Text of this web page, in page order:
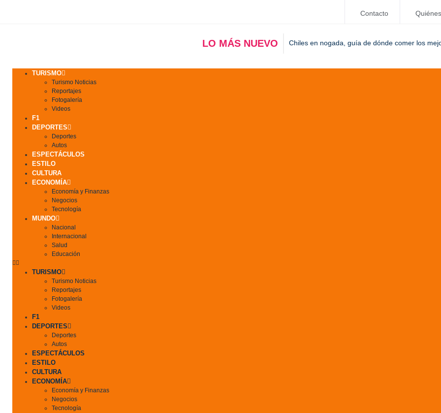
Contacto
LO MÁS NUEVO Chiles en nogada, guía de dónde comer los
TURISMO
Turismo Noticias
Reportajes
Fotogalería
Videos
F1
DEPORTES
Deportes
Autos
ESPECTÁCULOS
ESTILO
CULTURA
ECONOMÍA
Economía y Finanzas
Negocios
Tecnología
MUNDO
Nacional
Internacional
Salud
Educación
TURISMO
Turismo Noticias
Reportajes
Fotogalería
Videos
F1
DEPORTES
Deportes
Autos
ESPECTÁCULOS
ESTILO
CULTURA
ECONOMÍA
Economía y Finanzas
Negocios
Tecnología